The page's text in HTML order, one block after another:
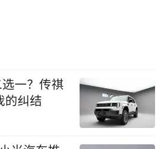
一？传祺
的纠结